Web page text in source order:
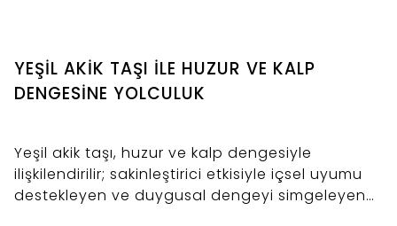
YEŞİL AKİK TAŞI İLE HUZUR VE KALP
DENGESİNE YOLCULUK
Yeşil akik taşı, huzur ve kalp dengesiyle
ilişkilendirilir; sakinleştirici etkisiyle içsel uyumu
destekleyen ve duygusal dengeyi simgeleyen